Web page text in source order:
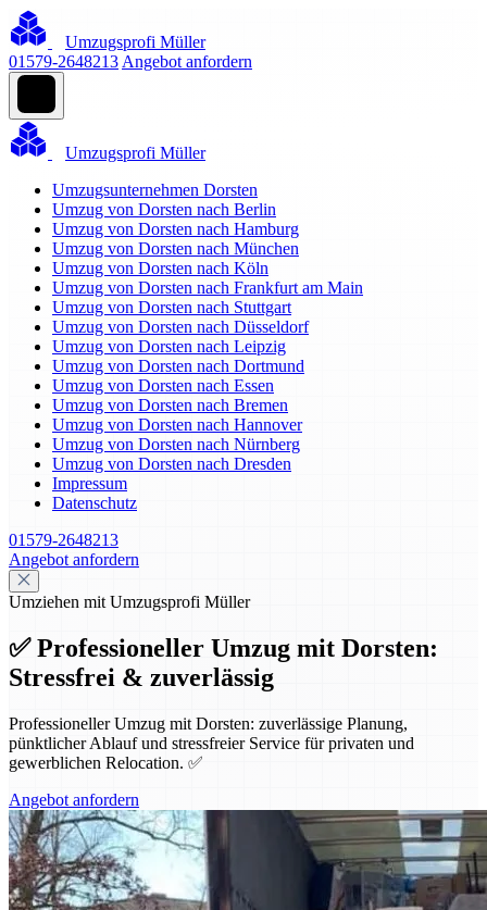
Umzugsprofi Müller
01579-2648213 Angebot anfordern
Umzugsprofi Müller
Umzugsunternehmen Dorsten
Umzug von Dorsten nach Berlin
Umzug von Dorsten nach Hamburg
Umzug von Dorsten nach München
Umzug von Dorsten nach Köln
Umzug von Dorsten nach Frankfurt am Main
Umzug von Dorsten nach Stuttgart
Umzug von Dorsten nach Düsseldorf
Umzug von Dorsten nach Leipzig
Umzug von Dorsten nach Dortmund
Umzug von Dorsten nach Essen
Umzug von Dorsten nach Bremen
Umzug von Dorsten nach Hannover
Umzug von Dorsten nach Nürnberg
Umzug von Dorsten nach Dresden
Impressum
Datenschutz
01579-2648213
Angebot anfordern
Umziehen mit Umzugsprofi Müller
✅ Professioneller Umzug mit Dorsten:
Stressfrei & zuverlässig
Professioneller Umzug mit Dorsten: zuverlässige Planung,
pünktlicher Ablauf und stressfreier Service für privaten und
gewerblichen Relocation. ✅
Angebot anfordern